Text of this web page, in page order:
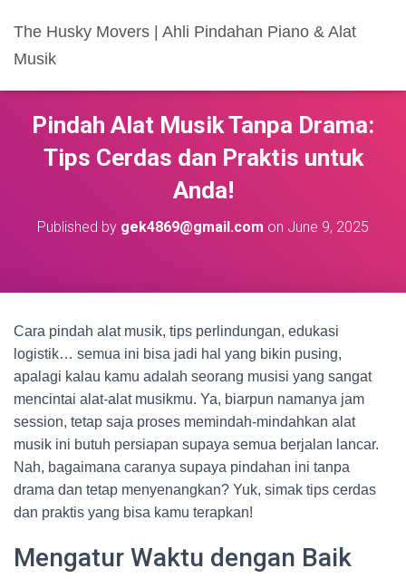
The Husky Movers | Ahli Pindahan Piano & Alat
Musik
Pindah Alat Musik Tanpa Drama:
Tips Cerdas dan Praktis untuk
Anda!
Published by gek4869@gmail.com on June 9, 2025
Cara pindah alat musik, tips perlindungan, edukasi
logistik… semua ini bisa jadi hal yang bikin pusing,
apalagi kalau kamu adalah seorang musisi yang sangat
mencintai alat-alat musikmu. Ya, biarpun namanya jam
session, tetap saja proses memindah-mindahkan alat
musik ini butuh persiapan supaya semua berjalan lancar.
Nah, bagaimana caranya supaya pindahan ini tanpa
drama dan tetap menyenangkan? Yuk, simak tips cerdas
dan praktis yang bisa kamu terapkan!
Mengatur Waktu dengan Baik